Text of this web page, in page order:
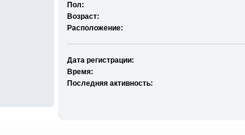
Пол:
Возраст:
Расположение:
Дата регистрации:
Время:
Последняя активность: